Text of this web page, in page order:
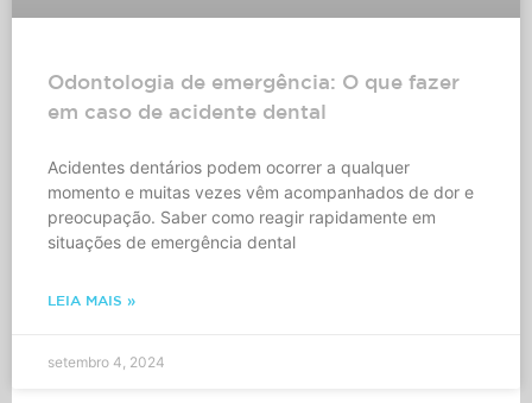
Odontologia de emergência: O que fazer
em caso de acidente dental
Acidentes dentários podem ocorrer a qualquer
momento e muitas vezes vêm acompanhados de dor e
preocupação. Saber como reagir rapidamente em
situações de emergência dental
LEIA MAIS »
setembro 4, 2024